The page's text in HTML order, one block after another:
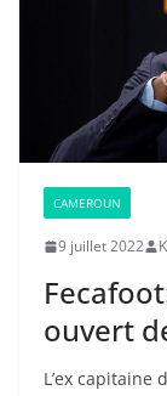
CAMEROUN
9 juillet 2022
ouvert
L’ex capitaine